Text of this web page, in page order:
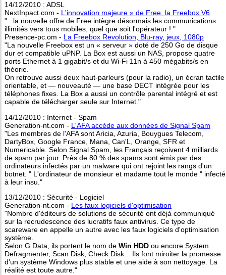
14/12/2010 : ADSL
NextInpact.com - L'innovation majeure » de Free, la Freebox V6
"...la nouvelle offre de Free intègre désormais les communications
illimités vers tous mobiles, quel que soit l'opérateur ! "
Presence-pc.om - La Freebox Revolution, Blu-ray, jeux, 1080p
"La nouvelle Freebox est un « serveur » doté de 250 Go de disque
dur et compatible uPNP. La Box est aussi un NAS, propose quatre
ports Ethernet à 1 gigabit/s et du Wi-Fi 11n à 450 mégabits/s en
théorie.
On retrouve aussi deux haut-parleurs (pour la radio), un écran tactile
orientable, et — nouveauté — une base DECT intégrée pour les
téléphones fixes. La Box a aussi un contrôle parental intégré et est
capable de télécharger seule sur Internet."
14/12/2010 : Internet - Spam
Generation-nt.com - L'AFA accède aux données de Signal Spam
"Les membres de l'AFA sont Aricia, Azuria, Bouygues Telecom,
DartyBox, Google France, Mana, Can'L, Orange, SFR et
Numericable. Selon Signal Spam, les Français reçoivent 4 milliards
de spam par jour. Près de 80 % des spams sont émis par des
ordinateurs infectés par un malware qui ont rejoint les rangs d'un
botnet. " L'ordinateur de monsieur et madame tout le monde " infecté
à leur insu."
13/12/2010 : Sécurité - Logiciel
Generation-nt.com - Les faux logiciels d'optimisation
"Nombre d'éditeurs de solutions de sécurité ont déjà communiqué
sur la recrudescence des lucratifs faux antivirus. Ce type de
scareware en appelle un autre avec les faux logiciels d'optimisation
système.
Selon G Data, ils portent le nom de Win HDD ou encore System
Defragmenter, Scan Disk, Check Disk... Ils font miroiter la promesse
d'un système Windows plus stable et une aide à son nettoyage. La
réalité est toute autre."